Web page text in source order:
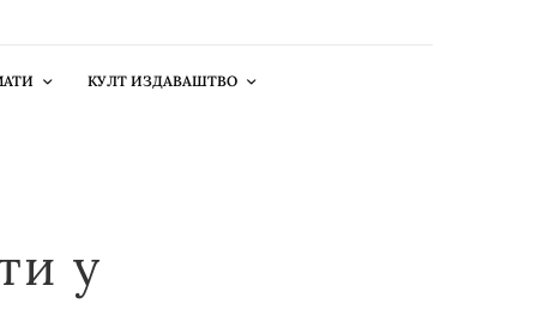
КУЛТ ИЗДАВАШТВО
у